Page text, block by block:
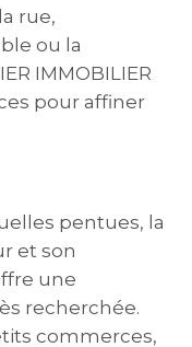
rue,
ou la
IMMOBILIER
pour affiner
pentues, la
et son
une
recherchée.
commerces,